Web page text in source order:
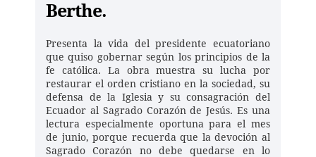
Berthe.
Presenta la vida del presidente ecuatoriano
que quiso gobernar según los principios de la
fe católica. La obra muestra su lucha por
restaurar el orden cristiano en la sociedad, su
defensa de la Iglesia y su consagración del
Ecuador al Sagrado Corazón de Jesús. Es una
lectura especialmente oportuna para el mes
de junio, porque recuerda que la devoción al
Sagrado Corazón no debe quedarse en lo